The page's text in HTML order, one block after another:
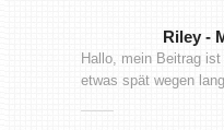
Riley-
Hallo, mein Beitrag
etwas spät wegen